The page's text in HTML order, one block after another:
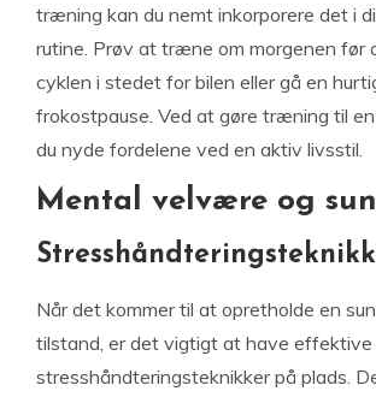
træning kan du nemt inkorporere det i
rutine. Prøv at træne om morgenen før
cyklen i stedet for bilen eller gå en
frokostpause. Ved at gøre træning til
du nyde fordelene ved en aktiv livsstil.
Mental velvære og
Når det kommer til at opretholde en
tilstand, er det vigtigt at have effektive
stresshåndteringsteknikker på plads.